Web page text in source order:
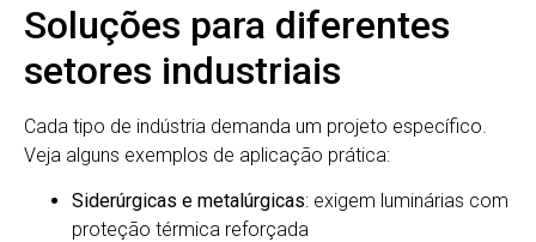
Soluções para diferentes
setores industriais
Cada tipo de indústria demanda um projeto específico.
Veja alguns exemplos de aplicação prática:
Siderúrgicas e metalúrgicas: exigem luminárias com
proteção térmica reforçada